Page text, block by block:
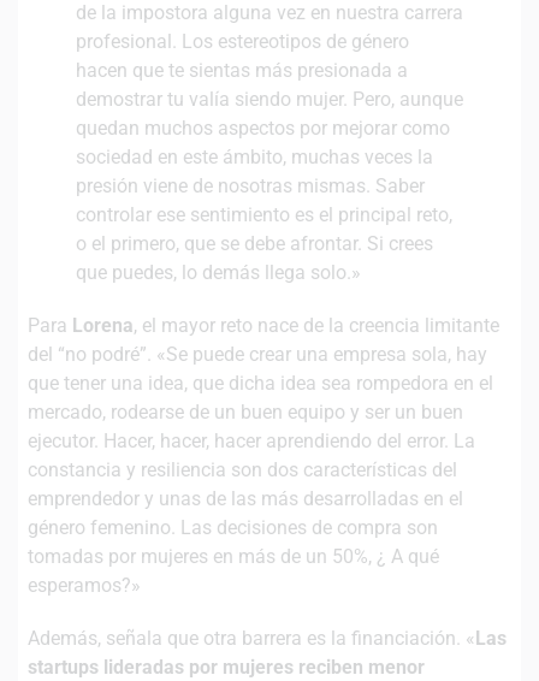
de la impostora alguna vez en nuestra carrera
profesional. Los estereotipos de género
hacen que te sientas más presionada a
demostrar tu valía siendo mujer. Pero, aunque
quedan muchos aspectos por mejorar como
sociedad en este ámbito, muchas veces la
presión viene de nosotras mismas. Saber
controlar ese sentimiento es el principal reto,
o el primero, que se debe afrontar. Si crees
que puedes, lo demás llega solo.»
Para Lorena, el mayor reto nace de la creencia limitante
del “no podré”. «Se puede crear una empresa sola, hay
que tener una idea, que dicha idea sea rompedora en el
mercado, rodearse de un buen equipo y ser un buen
ejecutor. Hacer, hacer, hacer aprendiendo del error. La
constancia y resiliencia son dos características del
emprendedor y unas de las más desarrolladas en el
género femenino. Las decisiones de compra son
tomadas por mujeres en más de un 50%, ¿ A qué
esperamos?»
Además, señala que otra barrera es la financiación. «Las
startups lideradas por mujeres reciben menor